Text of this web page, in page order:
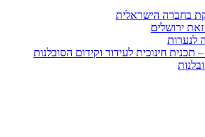
בחברה הישראלית
ירושלים
לנערות
תכנית חינוכית לעידוד וקידום הסובלנות